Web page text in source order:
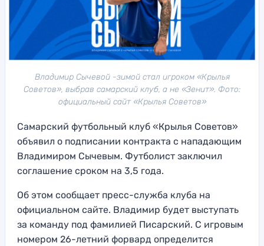
Владимир Сычевой -зимой стал игроком «Крылья
Советов», выбрав самарский клуб, а не «Зенит». Фото:
официальный сайт «Крылья Советов»
Самарский футбольный клуб «Крылья Советов»
объявил о подписании контракта с нападающим
Владимиром Сычевым. Футболист заключил
соглашение сроком на 3,5 года.
Об этом сообщает пресс-служба клуба на
официальном сайте. Владимир будет выступать
за команду под фамилией Писарский. С игровым
номером 26-летний форвард определится